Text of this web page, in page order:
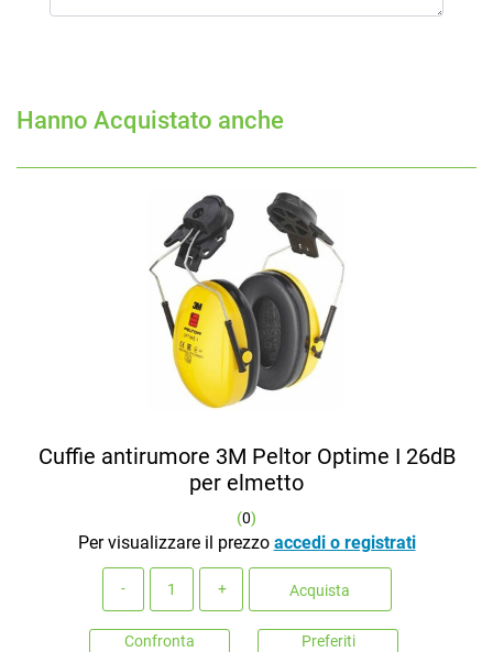
Hanno Acquistato anche
Cuffie antirumore 3M Peltor Optime I 26dB
per elmetto
(0)
Per visualizzare il prezzo accedi o registrati
Acquista
Confronta Preferiti